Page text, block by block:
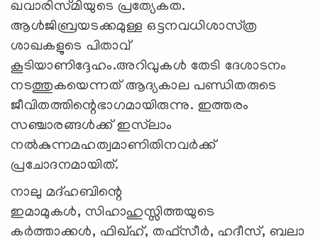
ഖവാരിസ്‌മിയുടെ പ്രത്യേകത.
ആള്‍ജിബ്രയടക്കമുള്ള ഒട്ടനവധിശാസ്‌ത്ര
ശാഖകളുടെ പിതാവ്‌
കൂടിയാണിദ്ദേഹം.അറിവുകള്‍ തേടി ദേശാടനം
നടത്തുകയെന്നത്‌ ആദ്യകാല പണ്ഡിതരുടെ
ജീവിതത്തിന്റെഭാഗമായിരുന്നു. ഇത്തരം
സഞ്ചാരങ്ങള്‍ക്ക്‌ ഇസ്‌ലാം
നല്‍കുന്നമഹത്വമാണിതിനവര്‍ക്ക്‌
പ്രചോദനമായിത്‌.
നാലു മദ്‌ഹബിന്റെ
ഇമാമുകള്‍, സിഹാഹുസ്സിത്തയുടെ
കര്‍ത്താക്കള്‍, ഫിഖ്‌ഹ്‌, തഫ്‌സീര്‍, ഹദീസ്‌, ബലാ